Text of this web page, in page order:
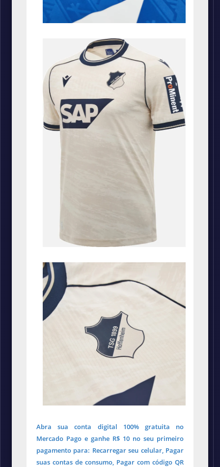
Abra sua conta digital 100% gratuita no
Mercado Pago e ganhe R$ 10 no seu primeiro
pagamento para: Recarregar seu celular, Pagar
suas contas de consumo, Pagar com código QR